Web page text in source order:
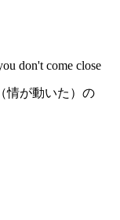
don't come close
情が動いた）の